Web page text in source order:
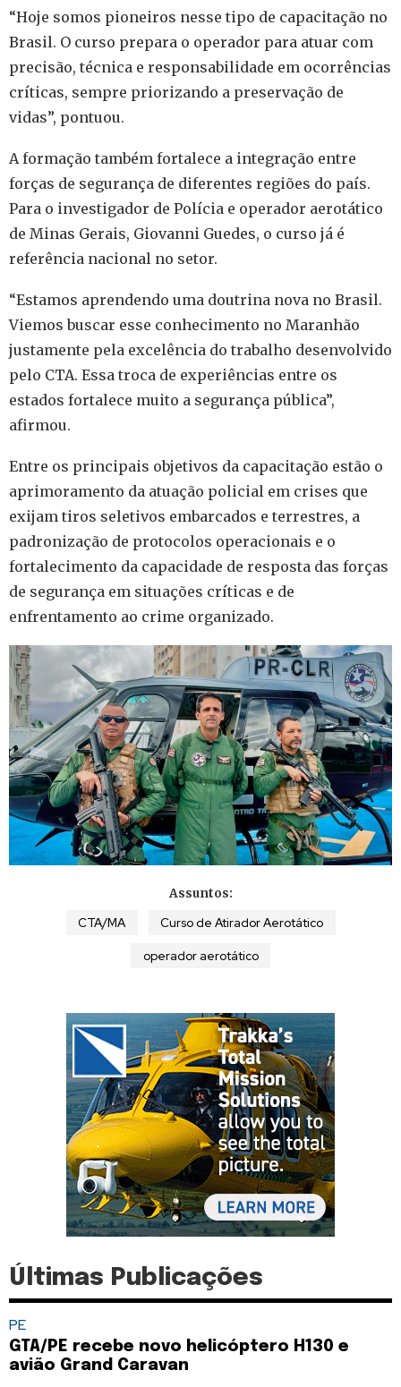
“Hoje somos pioneiros nesse tipo de capacitação no
Brasil. O curso prepara o operador para atuar com
precisão, técnica e responsabilidade em ocorrências
críticas, sempre priorizando a preservação de
vidas”, pontuou.
A formação também fortalece a integração entre
forças de segurança de diferentes regiões do país.
Para o investigador de Polícia e operador aerotático
de Minas Gerais, Giovanni Guedes, o curso já é
referência nacional no setor.
“Estamos aprendendo uma doutrina nova no Brasil.
Viemos buscar esse conhecimento no Maranhão
justamente pela excelência do trabalho desenvolvido
pelo CTA. Essa troca de experiências entre os
estados fortalece muito a segurança pública”,
afirmou.
Entre os principais objetivos da capacitação estão o
aprimoramento da atuação policial em crises que
exijam tiros seletivos embarcados e terrestres, a
padronização de protocolos operacionais e o
fortalecimento da capacidade de resposta das forças
de segurança em situações críticas e de
enfrentamento ao crime organizado.
Assuntos:
CTA/MA Curso de Atirador Aerotático
operador aerotático
Últimas Publicações
PE
GTA/PE recebe novo helicóptero H130 e
avião Grand Caravan